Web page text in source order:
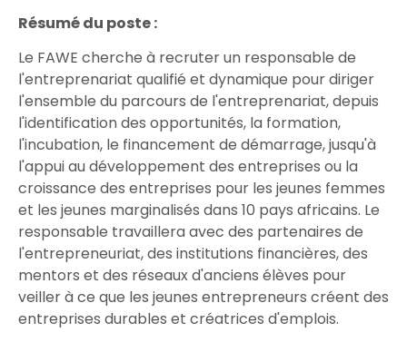
Résumé du poste :
Le FAWE cherche à recruter un responsable de
l'entreprenariat qualifié et dynamique pour diriger
l'ensemble du parcours de l'entreprenariat, depuis
l'identification des opportunités, la formation,
l'incubation, le financement de démarrage, jusqu'à
l'appui au développement des entreprises ou la
croissance des entreprises pour les jeunes femmes
et les jeunes marginalisés dans 10 pays africains. Le
responsable travaillera avec des partenaires de
l'entrepreneuriat, des institutions financières, des
mentors et des réseaux d'anciens élèves pour
veiller à ce que les jeunes entrepreneurs créent des
entreprises durables et créatrices d'emplois.